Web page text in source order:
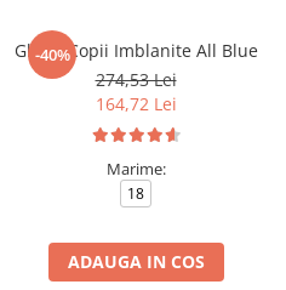
-40%
Ghete Copii Imblanite All Blue
274,53 Lei
164,72 Lei
Marime:
18
ADAUGA IN COS